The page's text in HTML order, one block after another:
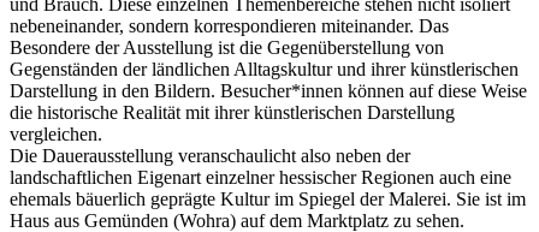
nebeneinander, sondern korrespondieren miteinander. Das
Besondere der Ausstellung ist die Gegenüberstellung von
Gegenständen der ländlichen Alltagskultur und ihrer künstlerischen
Darstellung in den Bildern. Besucher*innen können auf diese Weise
die historische Realität mit ihrer künstlerischen Darstellung
vergleichen.
Die Dauerausstellung veranschaulicht also neben der
landschaftlichen Eigenart einzelner hessischer Regionen auch eine
ehemals bäuerlich geprägte Kultur im Spiegel der Malerei. Sie ist im
Haus aus Gemünden (Wohra) auf dem Marktplatz zu sehen.